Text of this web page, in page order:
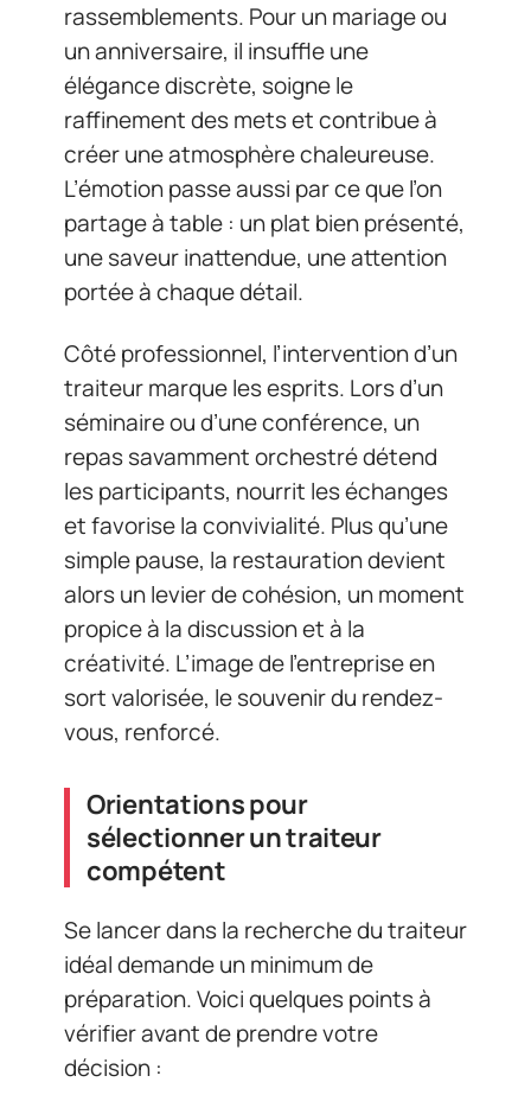
rassemblements. Pour un mariage ou
un anniversaire, il insuffle une
élégance discrète, soigne le
raffinement des mets et contribue à
créer une atmosphère chaleureuse.
L’émotion passe aussi par ce que l’on
partage à table : un plat bien présenté,
une saveur inattendue, une attention
portée à chaque détail.
Côté professionnel, l’intervention d’un
traiteur marque les esprits. Lors d’un
séminaire ou d’une conférence, un
repas savamment orchestré détend
les participants, nourrit les échanges
et favorise la convivialité. Plus qu’une
simple pause, la restauration devient
alors un levier de cohésion, un moment
propice à la discussion et à la
créativité. L’image de l’entreprise en
sort valorisée, le souvenir du rendez-
vous, renforcé.
Orientations pour
sélectionner un traiteur
compétent
Se lancer dans la recherche du traiteur
idéal demande un minimum de
préparation. Voici quelques points à
vérifier avant de prendre votre
décision :